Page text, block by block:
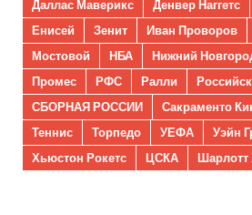
Даллас Маверикс
Денвер Наггетс
Енисей
Зенит Иван Проворов
Мостовой
НБА Нижний
Промес
РФС Ралли
СБОРНАЯ РОССИИ
Сакраменто
Теннис
Торпедо УЕФА Уэйн
Хьюстон Рокетс
ЦСКА Шарлотт